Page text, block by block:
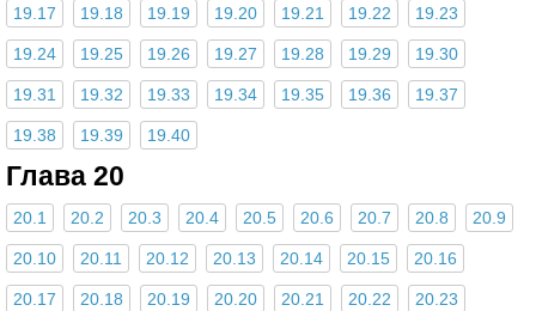
19.17 19.18 19.19 19.20 19.21 19.22 19.23
19.24 19.25 19.26 19.27 19.28 19.29 19.30
19.31 19.32 19.33 19.34 19.35 19.36 19.37
19.38 19.39 19.40
Глава 20
20.1 20.2 20.3 20.4 20.5 20.6 20.7 20.8 20.9
20.10 20.11 20.12 20.13 20.14 20.15 20.16
20.17 20.18 20.19 20.20 20.21 20.22 20.23